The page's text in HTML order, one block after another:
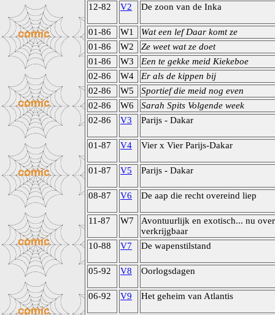
12-82 V2 De zoon van de Inka
01-86 W1
Wat een lef Daar komt ze
01-86
W2
Ze weet wat ze doet
01-86
W3
Een te gekke meid Kiekeboe
02-86
W4
Er als de kippen bij
02-86
W5
Sportief die meid nog even
02-86
W6
Sarah Spits Volgende week
02-86
V3 Parijs - Dakar
01-87 V4 Vier x Vier Parijs-Dakar
01-87 V5 Parijs - Dakar
08-87 V6 De aap die recht overeind liep
11-87 W7
Avontuurlijk en exotisch... nu
verkrijgbaar
10-88
V7 De wapenstilstand
05-92 V8 Oorlogsdagen
06-92 V9 Het geheim van Atlantis